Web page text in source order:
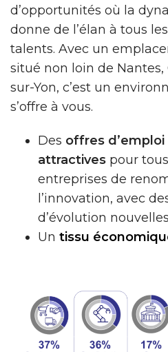
d’opportunités où la
donne de l’élan à tous
talents. Avec un
situé non loin de
sur-Yon, c’est un
s’offre à vous.
Des offres
attractives pour
entreprises de
l’innovation, avec
d’évolution
Un tissu